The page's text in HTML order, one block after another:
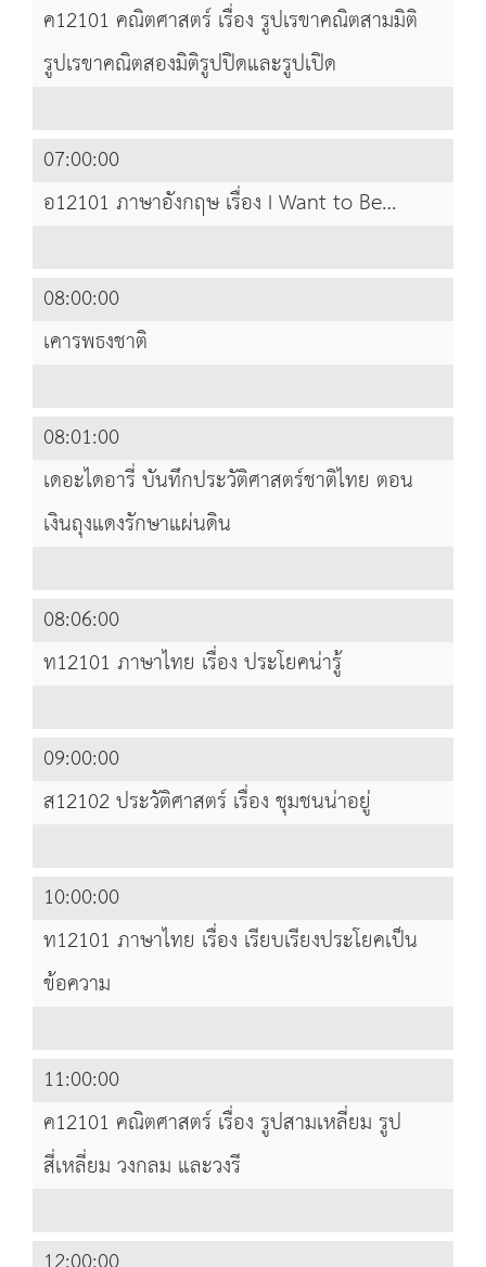
ค12101 คณิตศาสตร์ เรื่อง รูปเรขาคณิตสามมิติ
รูปเรขาคณิตสองมิติรูปปิดและรูปเปิด
07:00:00
อ12101 ภาษาอังกฤษ เรื่อง I Want to Be…
08:00:00
เคารพธงชาติ
08:01:00
เดอะไดอารี่ บันทึกประวัติศาสตร์ชาติไทย ตอน
เงินถุงแดงรักษาแผ่นดิน
08:06:00
ท12101 ภาษาไทย เรื่อง ประโยคน่ารู้
09:00:00
ส12102 ประวัติศาสตร์ เรื่อง ชุมชนน่าอยู่
10:00:00
ท12101 ภาษาไทย เรื่อง เรียบเรียงประโยคเป็น
ข้อความ
11:00:00
ค12101 คณิตศาสตร์ เรื่อง รูปสามเหลี่ยม รูป
สี่เหลี่ยม วงกลม และวงรี